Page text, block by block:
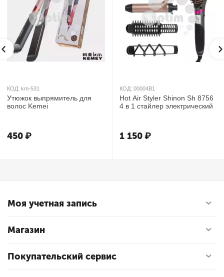
КОД: km-531
Утюжок выпрямитель для
волос Kemei
450₽
КОД: 00004B1
Hot Air Styler Shinon Sh 8756
4 в 1 стайлер электрический
1 150₽
Моя учетная запись
Магазин
Покупательский сервис